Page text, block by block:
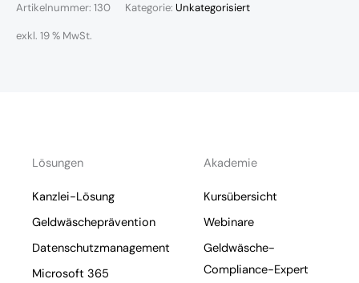
Artikelnummer: 130 Kategorie: Unkategorisiert
exkl. 19 % MwSt.
Lösungen
Kanzlei-Lösung
Geldwäscheprävention
Datenschutzmanagement
Microsoft 365
Akademie
Kursübersicht
Webinare
Geldwäsche-
Compliance-Expert